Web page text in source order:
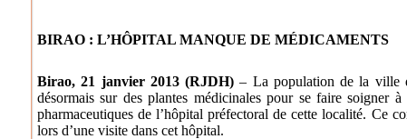
BIRAO : L’HÔPITAL MANQUE DE MÉDICAMENTS
Birao, 21 janvier 2013 (RJDH) – La population de la ville
désormais sur des plantes médicinales pour se faire soigner
pharmaceutiques de l’hôpital préfectoral de cette localité. Ce
lors d’une visite dans cet hôpital.